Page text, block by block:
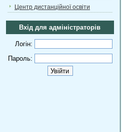
Центр дистанційної освіти
Вхід для адміністраторів
Логін:
Пароль: